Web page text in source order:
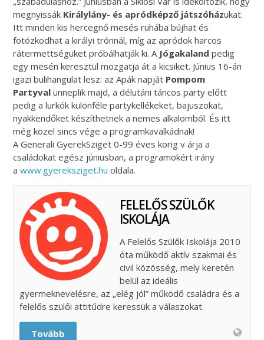
megnyissák Királylány- és apródképző játszóházukat.
Itt minden kis hercegnő mesés ruhába bújhat és
fotózkodhat a királyi trónnál, míg az apródok harcos
rátermettségüket próbálhatják ki. A Jógakaland pedig
egy mesén keresztül mozgatja át a kicsiket. Június 16-án
igazi bulihangulat lesz: az Apák napját Pompom
Partyval ünneplik majd, a délutáni táncos party előtt
pedig a lurkók különféle partykellékeket, bajuszokat,
nyakkendőket készíthetnek a nemes alkalomból. És itt
még közel sincs vége a programkavalkádnak!
AGenerali GyerekSziget 0-99 éves korig v árja a
családokat egész júniusban, a programokért irány
awww.gyereksziget.hu oldala.
FELELŐS SZÜLŐK
ISKOLÁJA
A Felelős Szülők Iskolája 2010
óta működő aktív szakmai és
civil közösség, mely keretén
belül az ideális
gyermeknevelésre, az „elég jól” működő családra és a
felelős szülői attitűdre keressük a válaszokat.
Tovább